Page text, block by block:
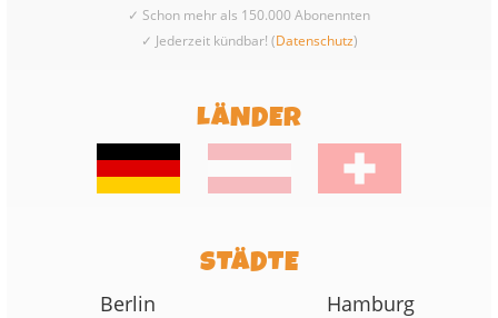
✓ Schon mehr als 150.000 Abonennten
✓ Jederzeit kündbar! (Datenschutz)
LÄNDER
STÄDTE
Berlin
Hamburg